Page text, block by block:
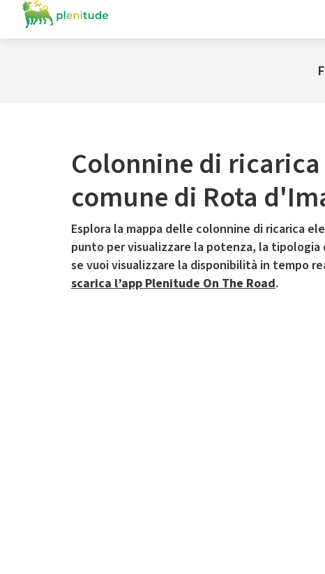
Colonnine di
comune di Rota
Esplora la mappa delle colonnine di ricarica
punto per visualizzare la potenza, la tipologia
se vuoi visualizzare la disponibilità in tempo
scarica l’app Plenitude On The Road.
Il